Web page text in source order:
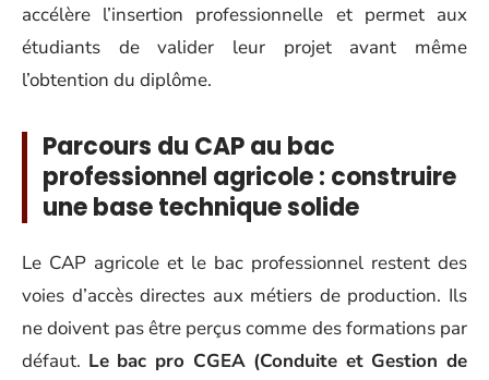
accélère l’insertion professionnelle et permet aux
étudiants de valider leur projet avant même
l’obtention du diplôme.
Parcours du CAP au bac
professionnel agricole : construire
une base technique solide
Le CAP agricole et le bac professionnel restent des
voies d’accès directes aux métiers de production. Ils
ne doivent pas être perçus comme des formations par
défaut. Le bac pro CGEA (Conduite et Gestion de